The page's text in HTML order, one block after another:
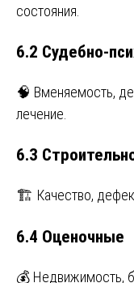
состояния.
6.2 Судебно-
🧠 Вменяемость,
лечение.
6.3
🏗️ Качество,
6.4 Оценочные
💰 Недвижимость,